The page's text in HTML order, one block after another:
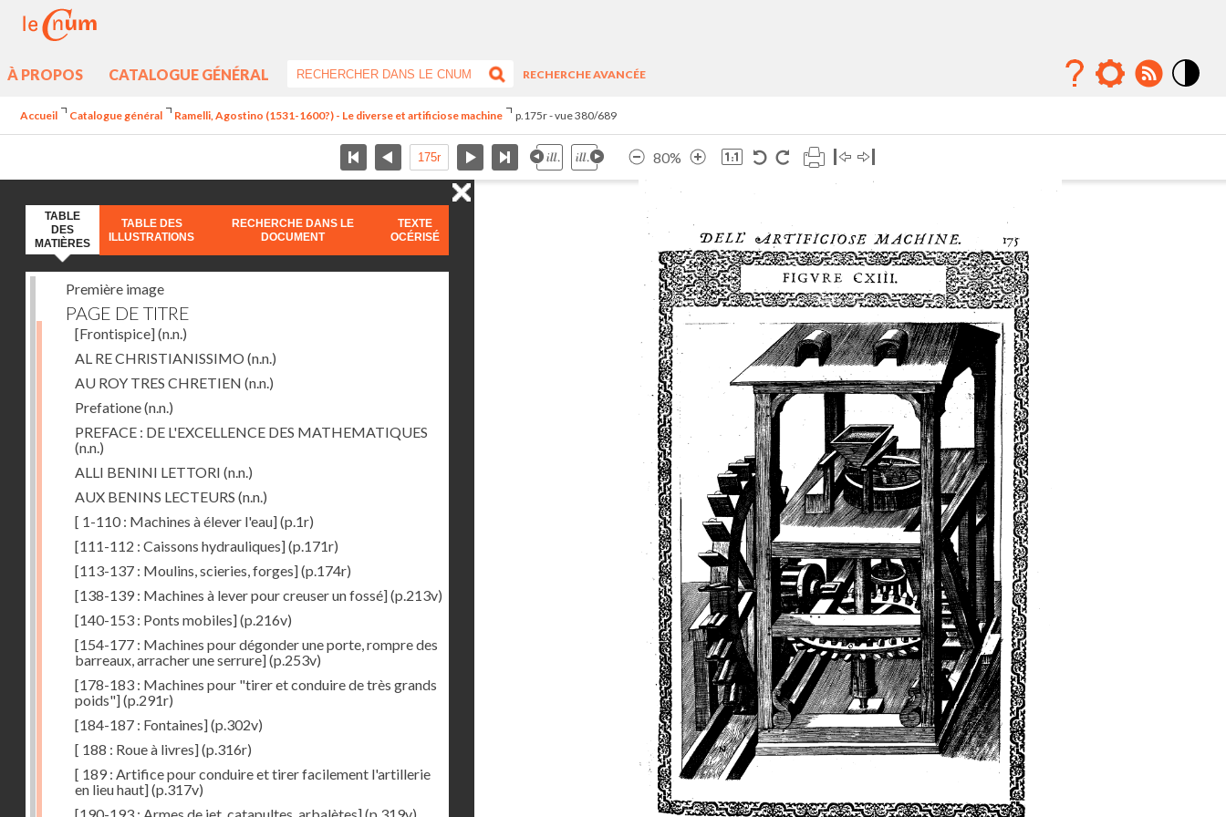
À PROPOS CATALOGUE GÉNÉRAL
RECHERCHE AVANCÉE
Accueil Catalogue général Ramelli, Agostino (1531-1600?) - Le diverse et artificiose machine p.175r - vue 380/689
80%
TABLE
DES
MATIÈRES
TABLE DES
ILLUSTRATIONS
RECHERCHE DANS LE
DOCUMENT
TEXTE
OCÉRISÉ
Première image
PAGE DE TITRE
[Frontispice](n.n.)
AL RE CHRISTIANISSIMO (n.n.)
AU ROY TRES CHRETIEN (n.n.)
Prefatione(n.n.)
PREFACE : DE L'EXCELLENCE DES MATHEMATIQUES
(n.n.)
ALLI BENINI LETTORI (n.n.)
AUX BENINS LECTEURS (n.n.)
[ 1-110 : Machines à élever l'eau](p.1r)
[111-112 : Caissons hydrauliques](p.171r)
[113-137 : Moulins, scieries, forges](p.174r)
[138-139 : Machines à lever pour creuser un fossé](p.213v)
[140-153 : Ponts mobiles](p.216v)
[154-177 : Machines pour dégonder une porte, rompre des
barreaux, arracher une serrure](p.253v)
[178-183 : Machines pour "tirer et conduire de très grands
poids"](p.291r)
[184-187 : Fontaines](p.302v)
[ 188 : Roue à livres](p.316r)
[ 189 : Artifice pour conduire et tirer facilement l'artillerie
en lieu haut](p.317v)